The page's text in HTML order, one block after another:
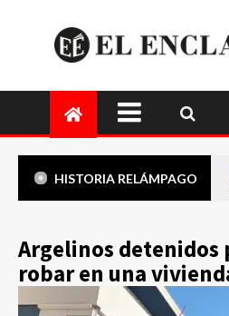
HISTORIA RELÁMPAGO
Argelinos detenidos
robar en una